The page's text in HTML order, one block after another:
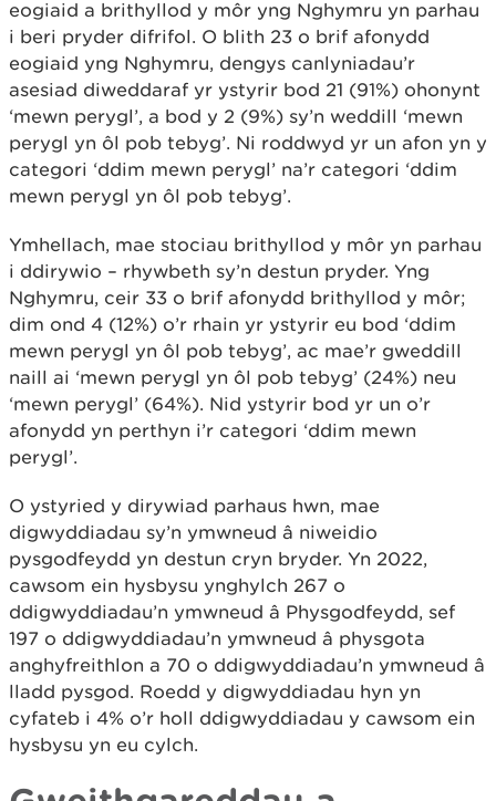
eogiaid a brithyllod y môr yng Nghymru yn parhau
i beri pryder difrifol. O blith 23 o brif afonydd
eogiaid yng Nghymru, dengys canlyniadau’r
asesiad diweddaraf yr ystyrir bod 21 (91%) ohonynt
‘mewn perygl’, a bod y 2 (9%) sy’n weddill ‘mewn
perygl yn ôl pob tebyg’. Ni roddwyd yr un afon yn y
categori ‘ddim mewn perygl’ na’r categori ‘ddim
mewn perygl yn ôl pob tebyg’.
Ymhellach, mae stociau brithyllod y môr yn parhau
i ddirywio – rhywbeth sy’n destun pryder. Yng
Nghymru, ceir 33 o brif afonydd brithyllod y môr;
dim ond 4 (12%) o’r rhain yr ystyrir eu bod ‘ddim
mewn perygl yn ôl pob tebyg’, ac mae’r gweddill
naill ai ‘mewn perygl yn ôl pob tebyg’ (24%) neu
‘mewn perygl’ (64%). Nid ystyrir bod yr un o’r
afonydd yn perthyn i’r categori ‘ddim mewn
perygl’.
O ystyried y dirywiad parhaus hwn, mae
digwyddiadau sy’n ymwneud â niweidio
pysgodfeydd yn destun cryn bryder. Yn 2022,
cawsom ein hysbysu ynghylch 267 o
ddigwyddiadau’n ymwneud â Physgodfeydd, sef
197 o ddigwyddiadau’n ymwneud â physgota
anghyfreithlon a 70 o ddigwyddiadau’n ymwneud â
lladd pysgod. Roedd y digwyddiadau hyn yn
cyfateb i 4% o’r holl ddigwyddiadau y cawsom ein
hysbysu yn eu cylch.